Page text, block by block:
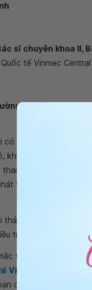
sĩ chuyên khoa II,
tế Vinmec Central
tuýp 2 khi mang
thể khó kiểm soát
khi mang thai việc
sẽ phát triển gần
triển bất thường về
tháo đường type 2
trị của bác sĩ, có
về tiểu đường
Vinmec
để kiểm tra
có thật nhiều sức